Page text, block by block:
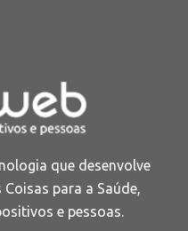
que desenvolve
para a Saúde,
e pessoas.